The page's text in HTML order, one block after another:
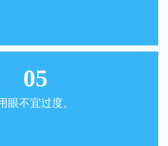
05
眼不宜过度。